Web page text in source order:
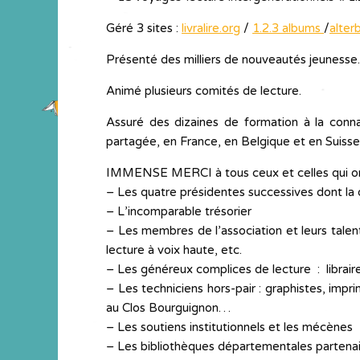
Géré 3 sites : livralire.org / 1.2.3 albums /
Présenté des milliers de nouveautés jeunesse.
Animé plusieurs comités de lecture.
Assuré des dizaines de formation à la
partagée, en France, en Belgique et en
IMMENSE MERCI à tous ceux et celles qui
– Les quatre présidentes successives dont
– L’incomparable trésorier
– Les membres de l’association et leurs
lecture à voix haute, etc.
– Les généreux complices de lecture :
– Les techniciens hors-pair : graphistes,
au Clos Bourguignon…
– Les soutiens institutionnels et les mécènes
– Les bibliothèques départementales